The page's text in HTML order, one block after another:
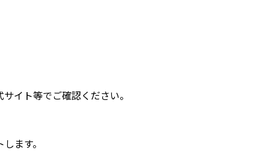
イト等でご確認ください。
ます。